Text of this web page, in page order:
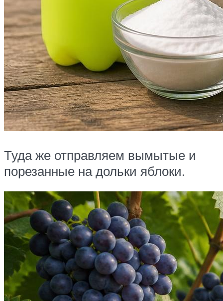
Туда же отправляем вымытые и
порезанные на дольки яблоки.